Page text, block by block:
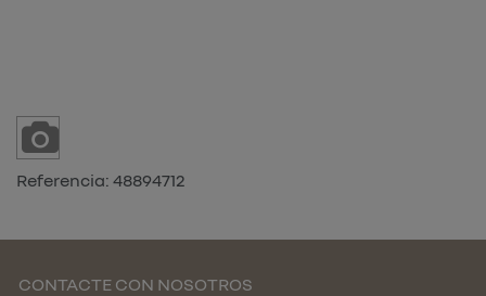
Referencia: 48894712
CONTACTE CON NOSOTROS